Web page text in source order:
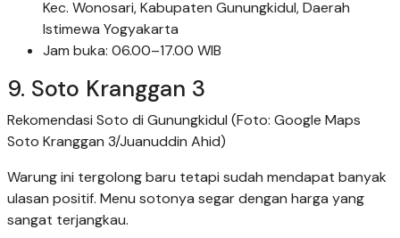
Kec. Wonosari, Kabupaten Gunungkidul, Daerah
Istimewa Yogyakarta
Jam buka: 06.00–17.00 WIB
9. Soto Kranggan 3
Rekomendasi Soto di Gunungkidul (Foto: Google Maps
Soto Kranggan 3/Juanuddin Ahid)
Warung ini tergolong baru tetapi sudah mendapat banyak
ulasan positif. Menu sotonya segar dengan harga yang
sangat terjangkau.